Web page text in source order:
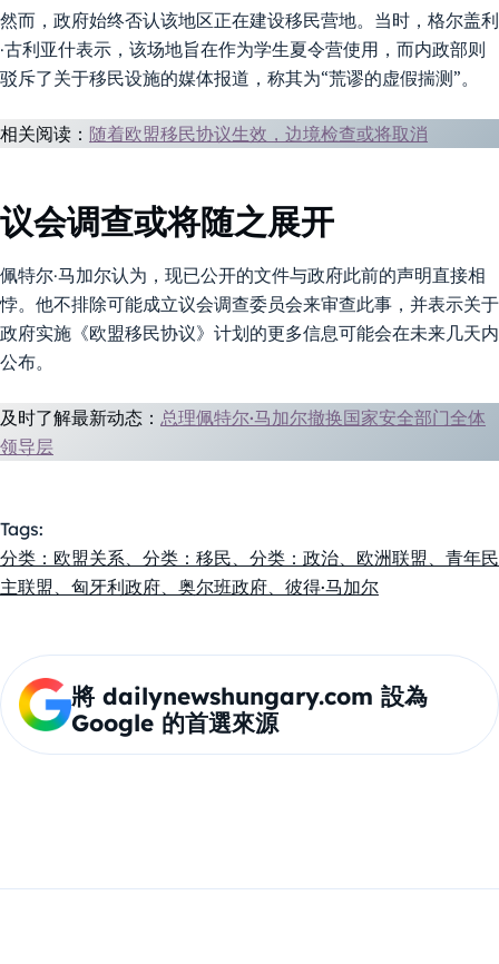
然而，政府始终否认该地区正在建设移民营地。当时，格尔盖利
·古利亚什表示，该场地旨在作为学生夏令营使用，而内政部则
驳斥了关于移民设施的媒体报道，称其为“荒谬的虚假揣测”。
相关阅读： 随着欧盟移民协议生效，边境检查或将取消
议会调查或将随之展开
佩特尔·马加尔认为，现已公开的文件与政府此前的声明直接相
悖。他不排除可能成立议会调查委员会来审查此事，并表示关于
政府实施《欧盟移民协议》计划的更多信息可能会在未来几天内
公布。
及时了解最新动态： 总理佩特尔·马加尔撤换国家安全部门全体
领导层
Tags:
分类：欧盟关系、分类：移民、分类：政治、欧洲联盟、青年民
主联盟、匈牙利政府、奥尔班政府、彼得·马加尔
將 dailynewshungary.com 設為
Google 的首選來源